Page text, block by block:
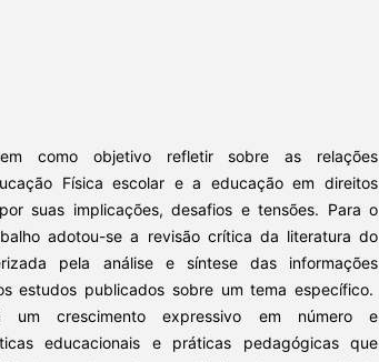
como objetivo refletir sobre as relações
Física escolar e a educação em direitos
suas implicações, desafios e tensões. Para o
adotou-se a revisão crítica da literatura do
pela análise e síntese das informações
estudos publicados sobre um tema específico.
um crescimento expressivo em número e
educacionais e práticas pedagógicas que